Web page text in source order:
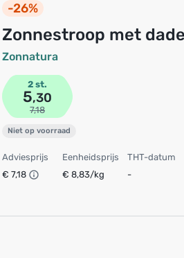
-26%
Zonnestroop met
Zonnatura
2 st.
5,30
7,18
Niet op voorraad
Adviesprijs
€ 7,18
Eenheidsprijs
€ 8,83/kg
THT-datum
-